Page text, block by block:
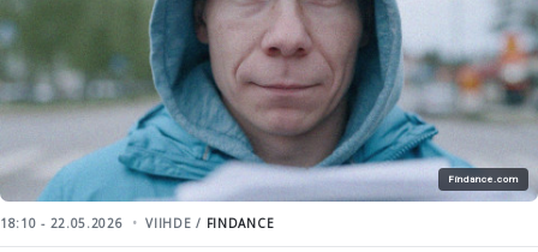
Findance.com
18:10 - 22.05.2026 VIIHDE / FINDANCE